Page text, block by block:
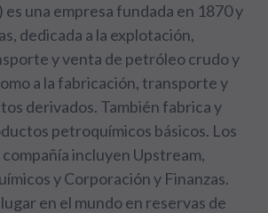
es una empresa fundada en 1870 y
dedicada a la explotación,
y venta de petróleo crudo y
a la fabricación, transporte y
derivados. También fabrica y
petroquímicos básicos. Los
incluyen Upstream,
y Corporación y Finanzas.
en el mundo en reservas de